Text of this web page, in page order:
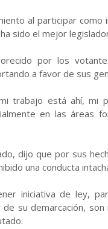
al participar
sido el mejor
por los
a favor de sus
trabajo está ahí, mi
en las áreas
dijo que por sus
una conducta
iniciativa de ley,
su demarcación,